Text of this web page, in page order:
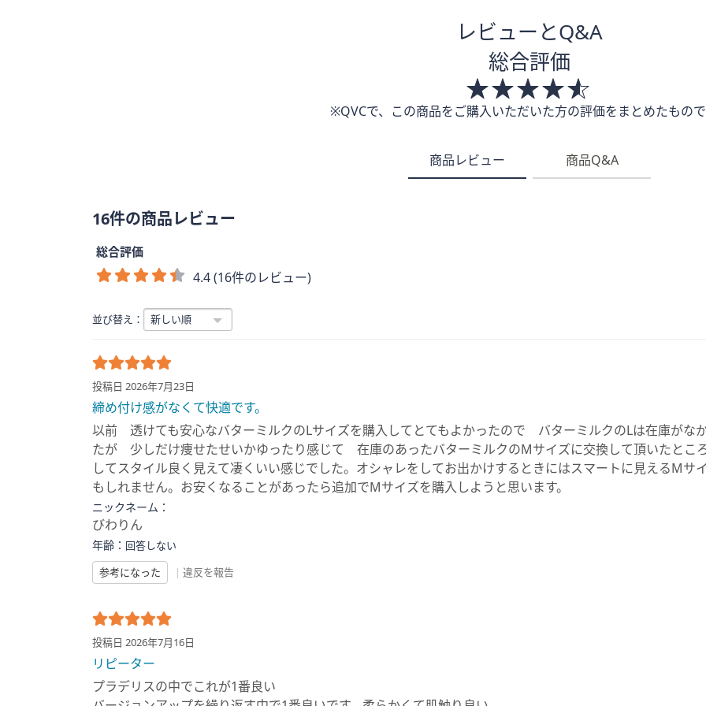
レビューとQ&A
総合評価
※QVCで、この商品をご購入いただいた方の評価をまとめたもの
商品レビュー 商品Q&A
16件の商品レビュー
総合評価
4.4 (16件のレビュー)
並び替え：
投稿日 2026年7月23日
締め付け感がなくて快適です。
以前 透けても安心なバターミルクのLサイズを購入してとてもよかったので バターミルクのLは在庫がな
たが 少しだけ痩せたせいかゆったり感じて 在庫のあったバターミルクのMサイズに交換して頂いたと
してスタイル良く見えて凄くいい感じでした。オシャレをしてお出かけするときにはスマートに見えるM
もしれません。お安くなることがあったら追加でMサイズを購入しようと思います。
ニックネーム：
びわりん
年齢： 回答しない
参考になった
| 違反を報告
投稿日 2026年7月16日
リピーター
プラデリスの中でこれが1番良い